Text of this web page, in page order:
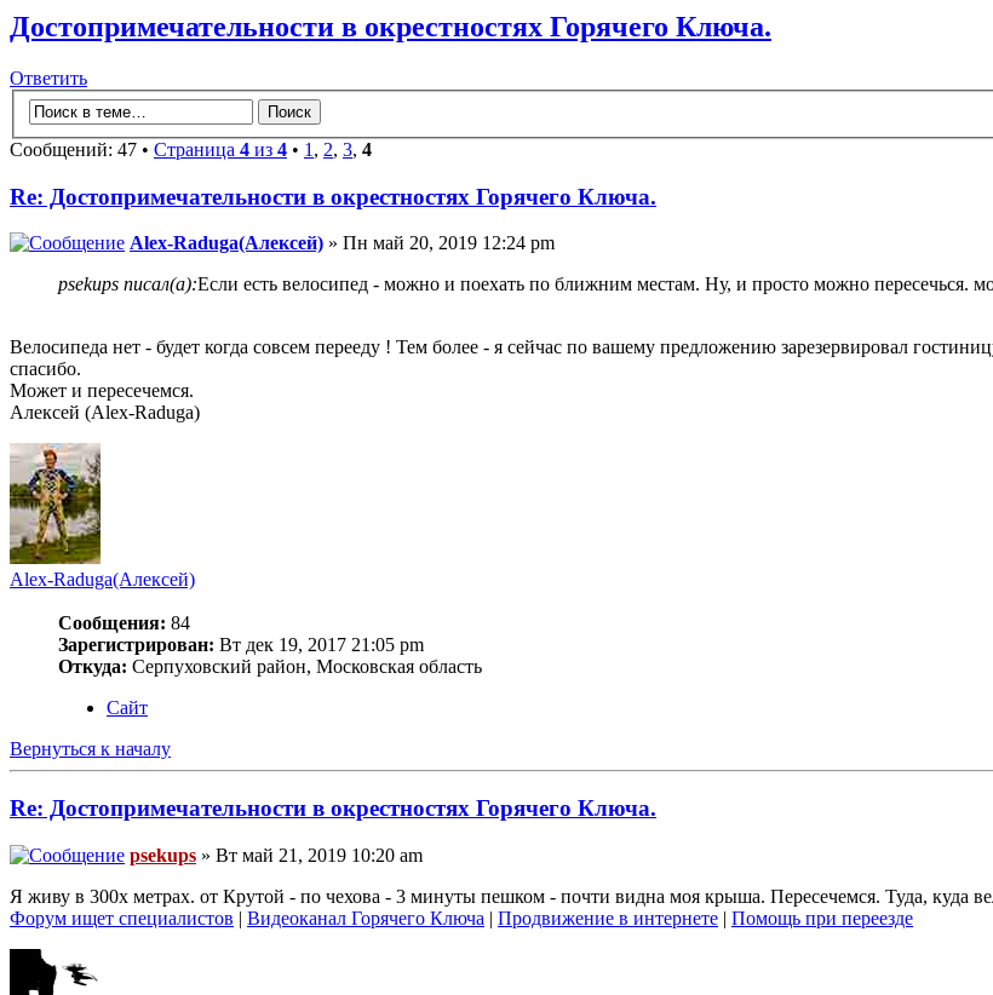
Достопримечательности в окрестностях Горячего Ключа.
Ответить
Сообщений: 47 • Страница 4 из 4 • 1 , 2, 3, 4
Re: Достопримечательности в окрестностях Горячего Ключа.
Alex-Raduga(Алексей) » Пн май 20, 2019 12:24 pm
psekups писал(а):Если есть велосипед - можно и поехать по ближним местам. Ну, и просто можно пересечься.
Велосипеда нет - будет когда совсем перееду ! Тем более - я сейчас по вашему предложению зарезервировал
спасибо.
Может и пересечемся.
Алексей (Alex-Raduga)
Alex-Raduga(Алексей)
Сообщения: 84
Зарегистрирован: Вт дек 19, 2017 21:05 pm
Откуда: Серпуховский район, Московская область
Сайт
Вернуться к началу
Re: Достопримечательности в окрестностях Горячего Ключа.
psekups » Вт май 21, 2019 10:20 am
Я живу в 300х метрах. от Крутой - по чехова - 3 минуты пешком - почти видна моя крыша. Пересечемся. Туда, куда
Форум ищет специалистов | Видеоканал Горячего Ключа | Продвижение в интернете | Помощь при переезде